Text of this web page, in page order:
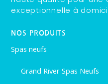
exceptionnelle à
NOS PRODUITS
Spas neufs
Grand River Spas Neufs